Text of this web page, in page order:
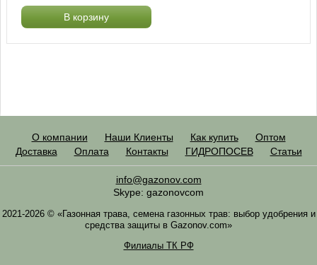
В корзину
О компании Наши Клиенты Как купить
Оптом
Доставка
Оплата Контакты ГИДРОПОСЕВ Статьи
info@gazonov.com
Skype: gazonovcom
2021-2026 © «Газонная трава, семена газонных трав: выбор удобрения и
средства защиты в Gazonov.com»
Филиалы ТК РФ